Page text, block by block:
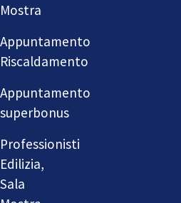
Mostra
Appuntamento
Riscaldamento
Appuntamento
superbonus
Professionisti
Edilizia,
Sala